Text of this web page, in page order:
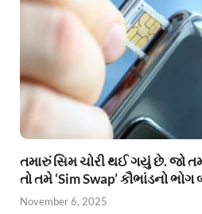
તમારું સિમ ચોરી થઈ ગયું છે. જો
તો તમે ‘Sim Swap’ કૌભાંડનો ભોગ
November 6, 2025